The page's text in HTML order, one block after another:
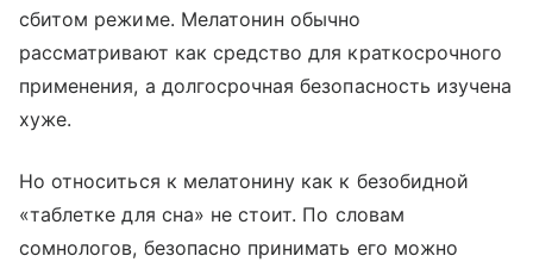
сбитом режиме. Мелатонин обычно
рассматривают как средство для краткосрочного
применения, а долгосрочная безопасность изучена
хуже.
Но относиться к мелатонину как к безобидной
«таблетке для сна» не стоит. По словам
сомнологов, безопасно принимать его можно